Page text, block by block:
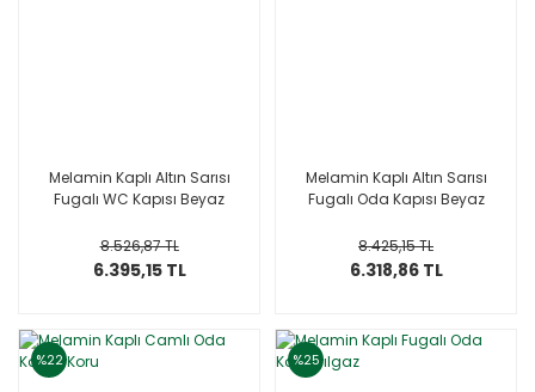
Melamin Kaplı Altın Sarısı
Fugalı WC Kapısı Beyaz
8.526,87 TL
6.395,15 TL
Melamin Kaplı Altın Sarısı
Fugalı Oda Kapısı Beyaz
8.425,15 TL
6.318,86 TL
%22 %25